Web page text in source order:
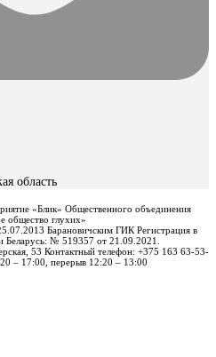
область
«Блик» Общественного объединения
общество глухих»
Барановичским ГИК Регистрация в
Беларусь: № 519357 от 21.09.2021.
53 Контактный телефон: +375 163 63-53-
– 17:00, перерыв 12:20 – 13:00